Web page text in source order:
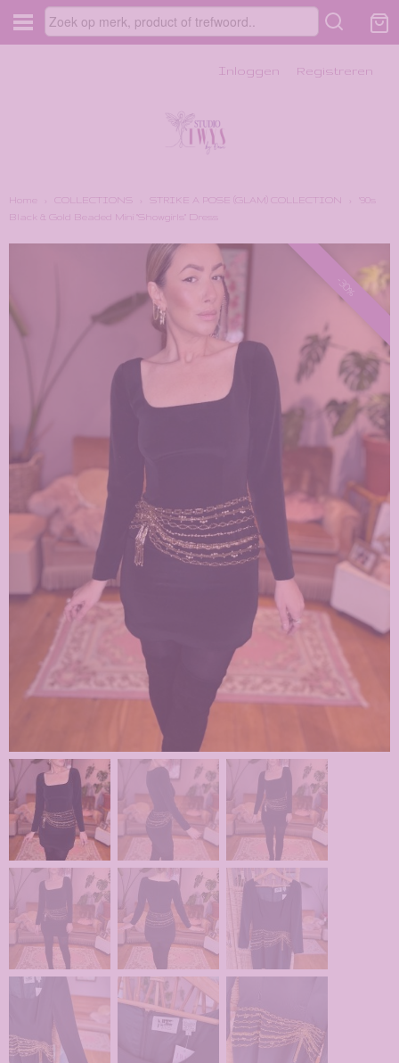
Inloggen Registreren
Home COLLECTIONS STRIKE A POSE (GLAM) COLLECTION
'90s
Black & Gold Beaded Mini "Showgirls" Dress
-30%